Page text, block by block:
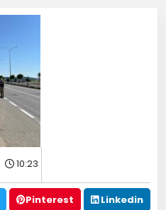
10:23
Pinterest Linkedin